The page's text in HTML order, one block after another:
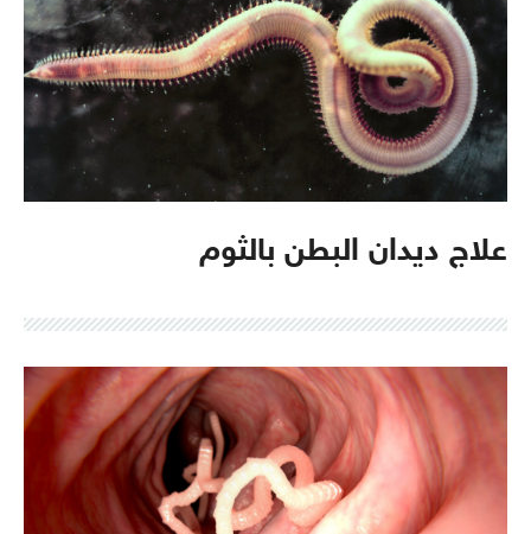
علاج ديدان البطن بالثوم